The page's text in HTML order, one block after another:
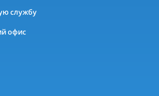
службу
офис